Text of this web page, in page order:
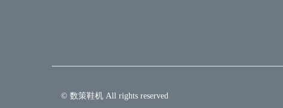
© 数策鞋机 All rights reserved